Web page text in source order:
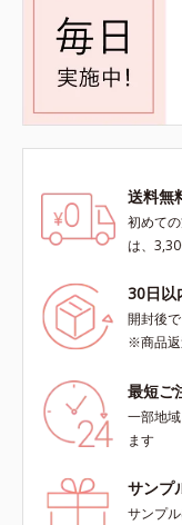
送料無
初めて
は、
30日以
開封後
※商品返
最短ご
一部地
ます
サンプ
サンプ